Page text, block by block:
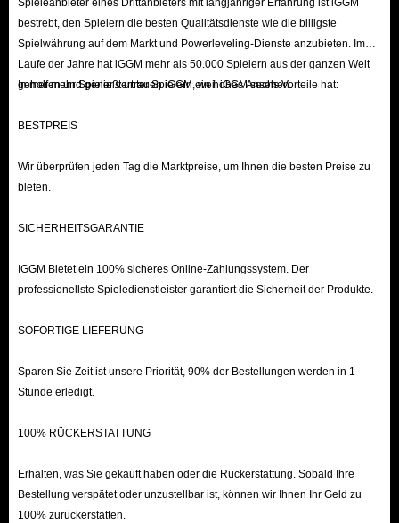
Hauptwährung, die im Ultimate Team-Modus erworben und verwendet
Spieler können Madden 26 Coins verwenden, um mächtige Spieler oder
Gegenstände zu erhalten und diese in Ultimate Team zu speichern.
Coins spielen eine wichtige Rolle für die Entwicklung eines Spielers. Um
in zukünftigen Matches bessere Ergebnisse zu erzielen, ist es wichtig,
F: Wie farmt man?
Auktionshaus nutzen, Sets vervollständigen, Solokämpfe bestreiten, um
auf dem Markt tätigen.
um Bonusmünzen und die Chance auf weitere wertvolle
Auktionshaus: Das Auktionshaus ist die Hauptquelle für Gold für
Sets: Das Vervollständigen von Sets, die Goldbelohnungen bieten, ist
Spieleanbieter eines Drittanbieters mit langjähriger Erfahrung ist iGGM
bestrebt, den Spielern die besten Qualitätsdienste wie die billigste
Spielwährung auf dem Markt und Powerleveling-Dienste anzubieten. Im
Laufe der Jahre hat iGGM mehr als 50.000 Spielern aus der ganzen Welt
geholfen und genießt unter Spielern ein hohes Ansehen.
Immer mehr Spieler vertrauen iGGM, weil iGGM sechs Vorteile hat:
BESTPREIS
Wir überprüfen jeden Tag die Marktpreise, um Ihnen die besten Preise zu
bieten.
SICHERHEITSGARANTIE
IGGM Bietet ein 100% sicheres Online-Zahlungssystem. Der
professionellste Spieledienstleister garantiert die Sicherheit der Produkte.
SOFORTIGE LIEFERUNG
Sparen Sie Zeit ist unsere Priorität, 90% der Bestellungen werden in 1
Stunde erledigt.
100% RÜCKERSTATTUNG
Erhalten, was Sie gekauft haben oder die Rückerstattung. Sobald Ihre
Bestellung verspätet oder unzustellbar ist, können wir Ihnen Ihr Geld zu
100% zurückerstatten.